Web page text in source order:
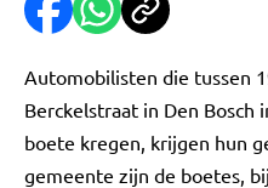
Automobilisten die tussen
Berckelstraat in Den Bosch
boete kregen, krijgen hun
gemeente zijn de boetes,